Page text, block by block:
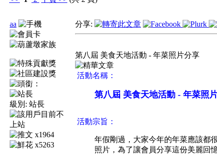
aa
級別: 站長
x1964
x5263
分享:
第八屆 美食天地活動 - 年菜照片分享
活動名稱：
第八屆 美食天地活動 - 年菜照
活動宗旨：
年假剛過，大家今年的年菜應該都
照片，為了讓會員分享這份美麗回